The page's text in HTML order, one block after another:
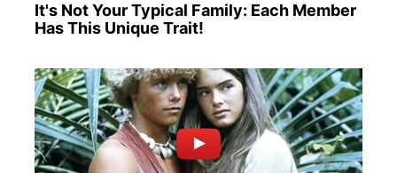
It's Not Your Typical Family: Each Member
Has This Unique Trait!